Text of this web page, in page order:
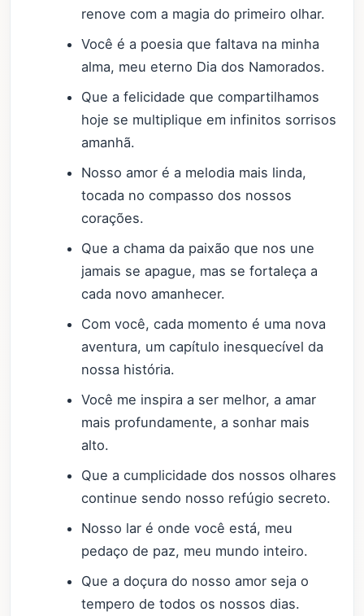
renove com a magia do primeiro olhar.
Você é a poesia que faltava na minha
alma, meu eterno Dia dos Namorados.
Que a felicidade que compartilhamos
hoje se multiplique em infinitos sorrisos
amanhã.
Nosso amor é a melodia mais linda,
tocada no compasso dos nossos
corações.
Que a chama da paixão que nos une
jamais se apague, mas se fortaleça a
cada novo amanhecer.
Com você, cada momento é uma nova
aventura, um capítulo inesquecível da
nossa história.
Você me inspira a ser melhor, a amar
mais profundamente, a sonhar mais
alto.
Que a cumplicidade dos nossos olhares
continue sendo nosso refúgio secreto.
Nosso lar é onde você está, meu
pedaço de paz, meu mundo inteiro.
Que a doçura do nosso amor seja o
tempero de todos os nossos dias.